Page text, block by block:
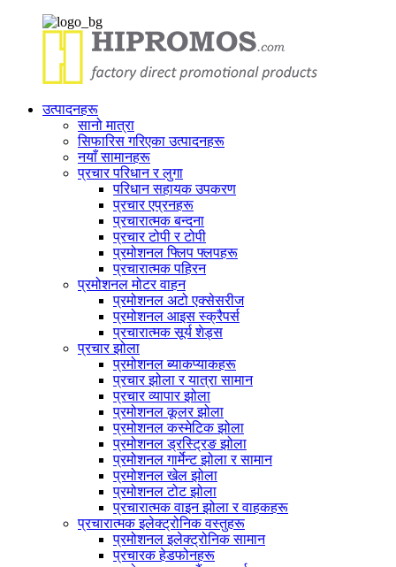
उत्पादनहरू
सानो मात्रा
सिफारिस गरिएका उत्पादनहरू
नयाँ सामानहरू
प्रचार परिधान र लुगा
परिधान सहायक उपकरण
प्रचार एप्रनहरू
प्रचारात्मक बन्दना
प्रचार टोपी र टोपी
प्रमोशनल फ्लिप फ्लपहरू
प्रचारात्मक पहिरन
प्रमोशनल मोटर वाहन
प्रमोशनल अटो एक्सेसरीज
प्रमोशनल आइस स्क्रैपर्स
प्रचारात्मक सूर्य शेड्स
प्रचार झोला
प्रमोशनल ब्याकप्याकहरू
प्रचार झोला र यात्रा सामान
प्रचार व्यापार झोला
प्रमोशनल कूलर झोला
प्रमोशनल कस्मेटिक झोला
प्रमोशनल ड्रस्ट्रिङ झोला
प्रमोशनल गार्मेन्ट झोला र सामान
प्रमोशनल खेल झोला
प्रमोशनल टोट झोला
प्रचारात्मक वाइन झोला र वाहकहरू
प्रचारात्मक इलेक्ट्रोनिक वस्तुहरू
प्रमोशनल इलेक्ट्रोनिक सामान
प्रचारक हेडफोनहरू